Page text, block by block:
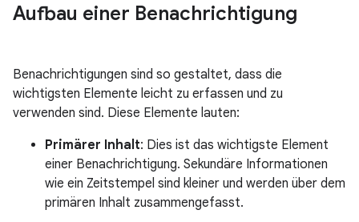
Aufbau einer Benachrichtigung
Benachrichtigungen sind so gestaltet, dass die
wichtigsten Elemente leicht zu erfassen und zu
verwenden sind. Diese Elemente lauten:
Primärer Inhalt: Dies ist das wichtigste Element
einer Benachrichtigung. Sekundäre Informationen
wie ein Zeitstempel sind kleiner und werden über dem
primären Inhalt zusammengefasst.